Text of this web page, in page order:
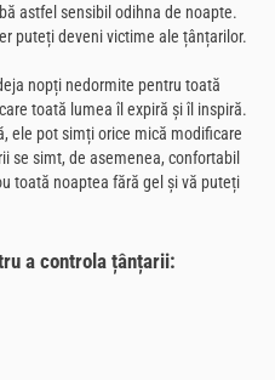
astfel sensibil odihna de noapte.
puteți deveni victime ale țânțarilor.
nopți nedormite pentru toată
toată lumea îl expiră și îl inspiră.
ele pot simți orice mică modificare
se simt, de asemenea, confortabil
toată noaptea fără gel și vă puteți
a controla țânțarii: